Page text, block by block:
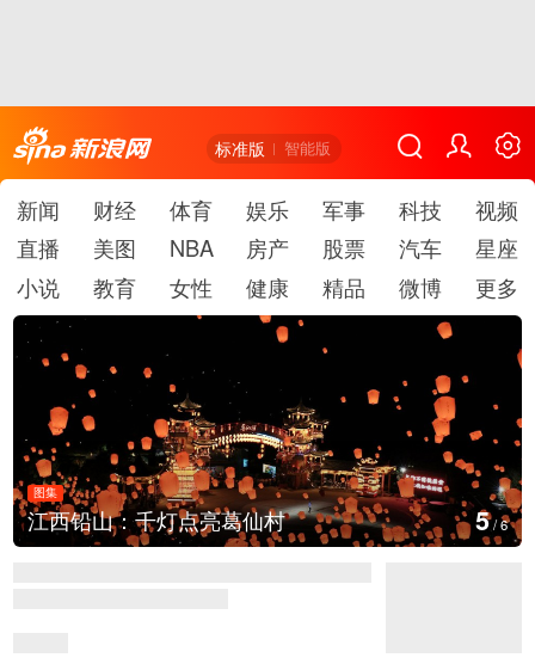
标准版 智能版
新闻 财经 体育 娱乐 军事 科技
视频
直播
美图 NBA 房产 股票 汽车
星座
小说
教育 女性 健康 精品 微博 更多
图集
江西铅山：千灯点亮葛仙村 5/6